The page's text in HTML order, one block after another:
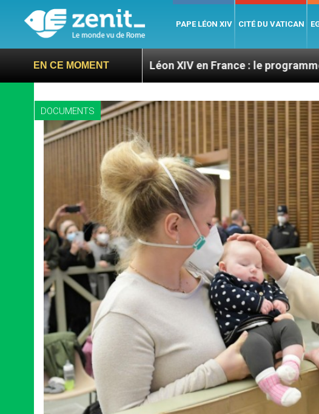
PAPE LÉON XIV CITÉ DU VATICAN
EN CE MOMENT
Léon XIV en France : le programme détaillé de sa
DOCUMENTS